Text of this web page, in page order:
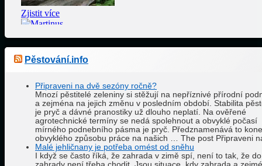
Pěstování.info
Připraveni na dvě sezóny ročně?
Mnozí pěstitelé zeleniny si stěžují na nepříznivé přírodní
a zejména na jejich změnu v posledním období. Stabilita
je pryč a dávné pranostiky už dlouho neplatí. Na ověřené
agrotechnické termíny se nedá spolehnout a obvyklé počasí
mírného podnebního pásma je pryč. Předznamenává to
obvyklého způsobu práce na našich … The post Připraveni
Malé jehličnany je potřeba omést od sněhu
I když se často říká, že zahrada v zimě spí, není to tak, že do